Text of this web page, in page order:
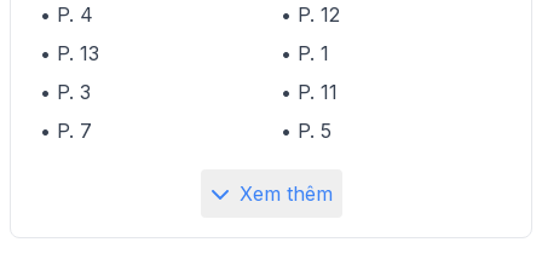
• P. 4
• P. 12
• P. 13
• P. 1
• P. 3
• P. 11
• P. 7
• P. 5
Xem thêm